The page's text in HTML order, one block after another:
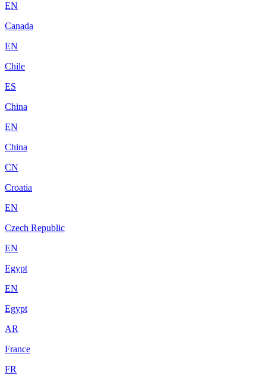
EN
Canada
EN
Chile
ES
China
EN
China
CN
Croatia
EN
Czech Republic
EN
Egypt
EN
Egypt
AR
France
FR